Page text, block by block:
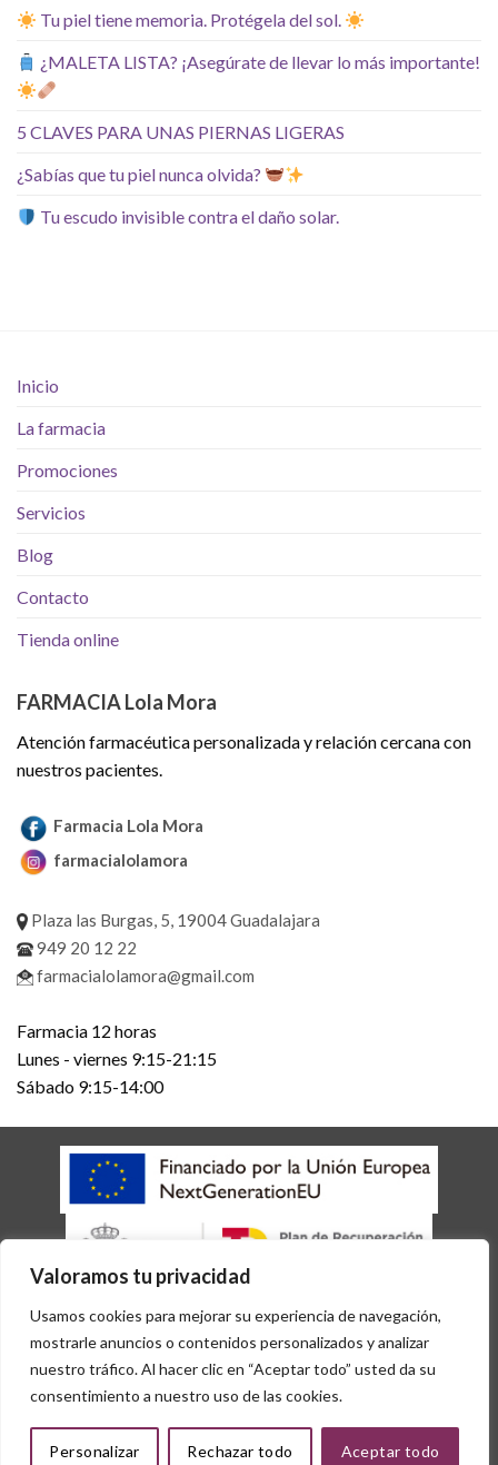
Valoramos tu privacidad
Usamos cookies para mejorar su experiencia de navegación,
mostrarle anuncios o contenidos personalizados y analizar
nuestro tráfico. Al hacer clic en “Aceptar todo” usted da su
consentimiento a nuestro uso de las cookies.
Personalizar Rechazar todo Aceptar todo
Tu piel tiene memoria. Protégela del sol.
¿MALETA LISTA? ¡Asegúrate de llevar lo más importante!
5 CLAVES PARA UNAS PIERNAS LIGERAS
¿Sabías que tu piel nunca olvida?
Tu escudo invisible contra el daño solar.
Inicio
La farmacia
Promociones
Servicios
Blog
Contacto
Tienda online
FARMACIA Lola Mora
Atención farmacéutica personalizada y relación cercana con
nuestros pacientes.
Farmacia Lola Mora
farmacialolamora
Plaza las Burgas, 5, 19004 Guadalajara
949 20 12 22
farmacialolamora@gmail.com
Farmacia 12 horas
Lunes - viernes 9:15-21:15
Sábado 9:15-14:00
AVISO LEGAL POLÍTICA DE COOKIES
POLÍTICA DE PRIVACIDAD
ACCESIBILIDAD
Copyright 2026 © Desarrollado por Sisfarma